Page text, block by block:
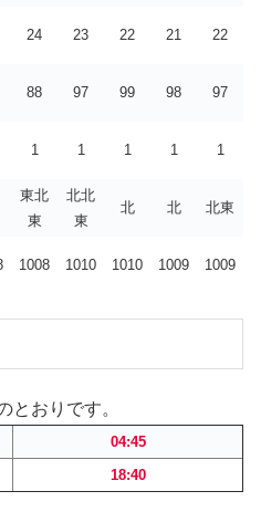
24 23 22 21 22
88 97 99 98 97
1 1 1 1 1
東北
東
北北
東
北 北 北東
1008 1010 1010 1009 1009
とおりです。
04:45
18:40